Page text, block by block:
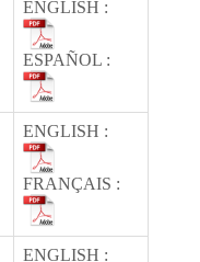
ENGLISH :
ESPAÑOL :
ENGLISH :
FRANÇAIS :
ENGLISH :